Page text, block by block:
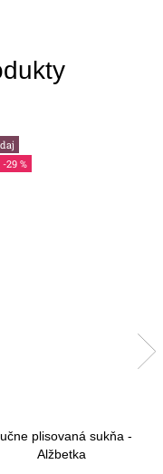
-29 %
plisovaná sukňa -
Alžbetka